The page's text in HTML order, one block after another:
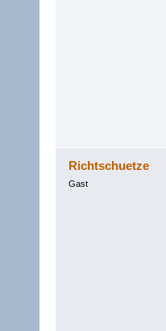
Richtschuetze
Gast